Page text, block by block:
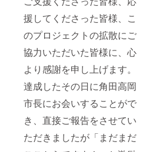
援してくださった皆様、こ
のプロジェクトの拡散にご
協力いただいた皆様に、心
より感謝を申し上げます。
達成したその日に角田高岡
市長にお会いすることがで
き、直接ご報告をさせてい
ただきましたが「まだまだ